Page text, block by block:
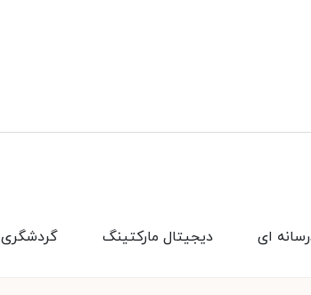
گردشگری دیجیتال مارکتینگ ای